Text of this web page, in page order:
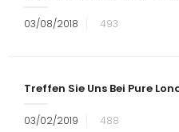
03/08/2018 493
Treffen Sie Uns Bei Pure
03/02/2019 488